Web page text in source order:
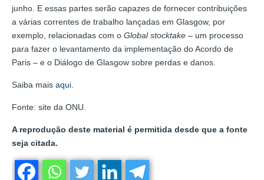
junho. E essas partes serão capazes de fornecer contribuições
a várias correntes de trabalho lançadas em Glasgow, por
exemplo, relacionadas com o Global stocktake – um processo
para fazer o levantamento da implementação do Acordo de
Paris – e o Diálogo de Glasgow sobre perdas e danos.
Saiba mais aqui
Fonte: site da ONU.
A reprodução deste material é permitida desde que a fonte
seja citada.